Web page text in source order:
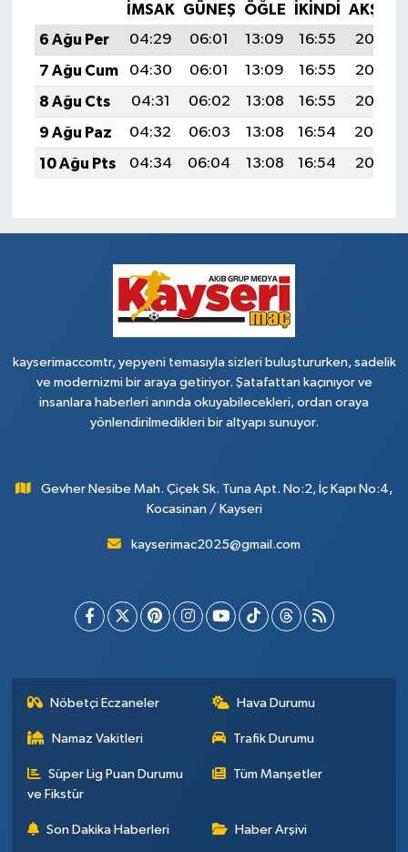
İMSAK GÜNEŞ ÖĞLE İKINDI
AKŞAM
6 Ağu Per
04:29 06:01 13:09 16:55
20:07
7 Ağu Cum
04:30 06:01 13:09 16:55
20:06
8 Ağu Cts
04:31 06:02 13:08 16:55
20:05
9 Ağu Paz
04:32 06:03 13:08 16:54
20:04
10 Ağu Pts
04:34 06:04 13:08 16:54 20:03
kayserimaccomtr, yepyeni temasıyla sizleri buluştururken, sadelik
ve modernizmi bir araya getiriyor. Şatafattan kaçınıyor ve
insanlara haberleri anında okuyabilecekleri, ordan oraya
yönlendirilmedikleri bir altyapı sunuyor.
Gevher Nesibe Mah. Çiçek Sk. Tuna Apt. No:2, İç Kapı No:4,
Kocasinan / Kayseri
kayserimac2025@gmail.com
Nöbetçi Eczaneler Hava Durumu
Namaz Vakitleri Trafik Durumu
Süper Lig Puan Durumu
ve Fikstür
Tüm Manşetler
Son Dakika Haberleri Haber Arşivi